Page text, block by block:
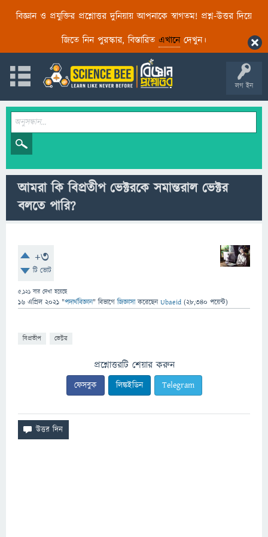
বিজ্ঞান ও প্রযুক্তির প্রশ্নোত্তর দুনিয়ায় আপনাকে স্বাগতম! প্রশ্ন-উত্তর দিয়ে
জিতে নিন পুরস্কার, বিস্তারিত এখানেদেখুন।
লগ ইন
আমরা কি বিপ্রতীপ ভেক্টরকে সমান্তরাল ভেক্টর
বলতে পারি?
+3
টি ভোট
5,121 বার দেখা হয়েছে
16 এপ্রিল 2021 "পদার্থবিজ্ঞান" বিভাগে জিজ্ঞাসাকরেছেনUbaeid (28,340 পয়েন্ট)
বিপ্রতীপ ভেক্টর
প্রশ্নোত্তরটি শেয়ার করুন
ফেসবুক লিঙ্কইডিন Telegram